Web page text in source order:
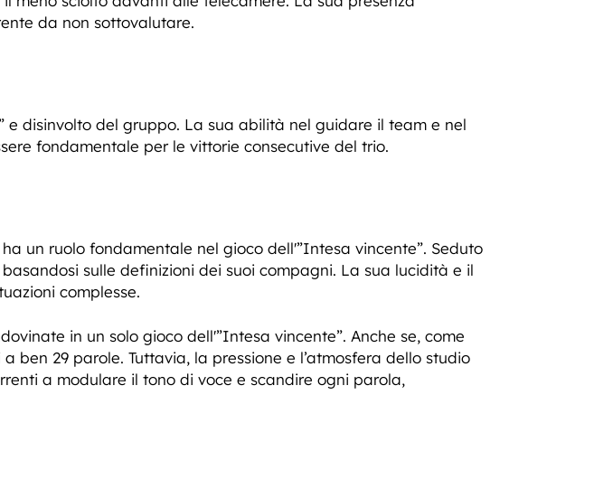
da non sottovalutare.
disinvolto del gruppo. La sua abilità nel guidare il team e nel
fondamentale per le vittorie consecutive del trio.
un ruolo fondamentale nel gioco dell'”Intesa vincente”. Seduto
sulle definizioni dei suoi compagni. La sua lucidità e il
complesse.
in un solo gioco dell'”Intesa vincente”. Anche se, come
ben 29 parole. Tuttavia, la pressione e l’atmosfera dello studio
a modulare il tono di voce e scandire ogni parola,